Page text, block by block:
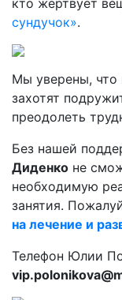
кто жертвует
сундучок».
Мы уверены, что
захотят
преодолеть
Без нашей
Диденко не
необходимую
занятия.
на лечение и
Телефон Юлии